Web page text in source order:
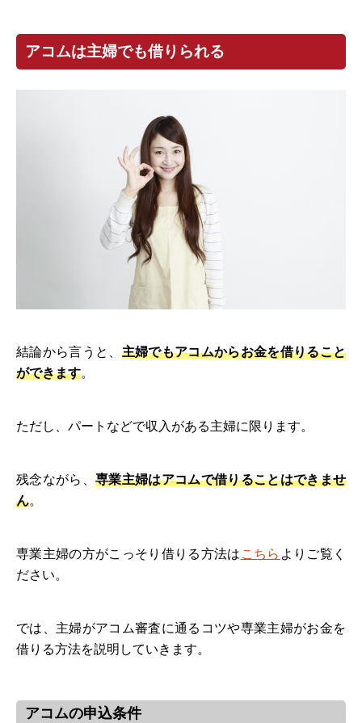
アコムは主婦でも借りられる
結論から言うと、 主婦でもアコムからお金を借りること
ができます。
ただし、パートなどで収入がある主婦に限ります。
残念ながら、 専業主婦はアコムで借りることはできませ
ん。
専業主婦の方がこっそり借りる方法は こちら よりご覧く
ださい。
では、主婦がアコム審査に通るコツや専業主婦がお金を
借りる方法を説明していきます。
アコムの申込条件